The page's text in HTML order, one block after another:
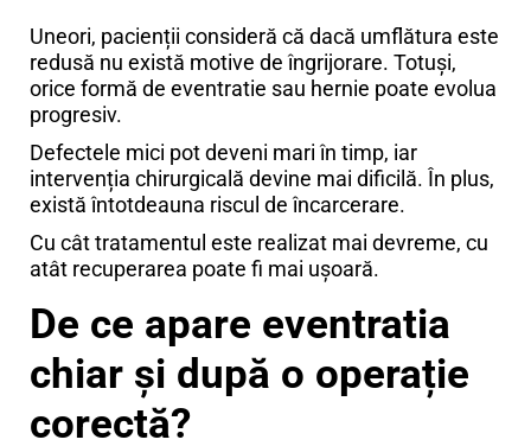
Uneori, pacienții consideră că dacă umflătura este
redusă nu există motive de îngrijorare. Totuși,
orice formă de eventratie sau hernie poate evolua
progresiv.
Defectele mici pot deveni mari în timp, iar
intervenția chirurgicală devine mai dificilă. În plus,
există întotdeauna riscul de încarcerare.
Cu cât tratamentul este realizat mai devreme, cu
atât recuperarea poate fi mai ușoară.
De ce apare eventratia
chiar și după o operație
corectă?